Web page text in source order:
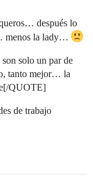
después lo
menos la lady…
solo un par de
tanto mejor… la
QUOTE]
de trabajo